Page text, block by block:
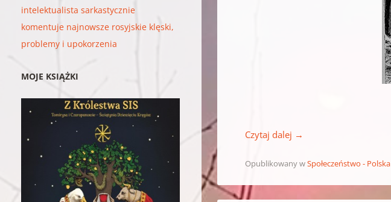
Czytaj dalej →
Opublikowany wSpołeczeństwo - Polska
intelektualista sarkastycznie
komentuje najnowsze rosyjskie klęski,
problemy i upokorzenia
MOJE KSIĄŻKI